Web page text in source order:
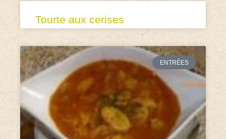
Tourte aux cerises
ENTRÉES